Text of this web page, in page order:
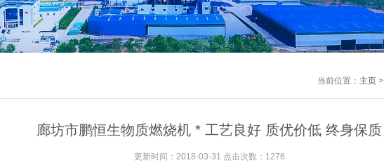
当前位置： 主页>
廊坊市鹏恒生物质燃烧机 * 工艺良好 质优价低 终身保质
更新时间：2018-03-31 点击次数：1276